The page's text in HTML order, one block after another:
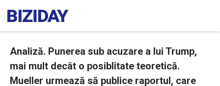
Analiză. Punerea sub acuzare a lui Trump,
mai mult decât o posiblitate teoretică.
Mueller urmează să publice raportul, care